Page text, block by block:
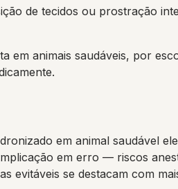
de tecidos ou prostração
em animais saudáveis, por
em animal saudável
em erro — riscos
evitáveis se destacam com